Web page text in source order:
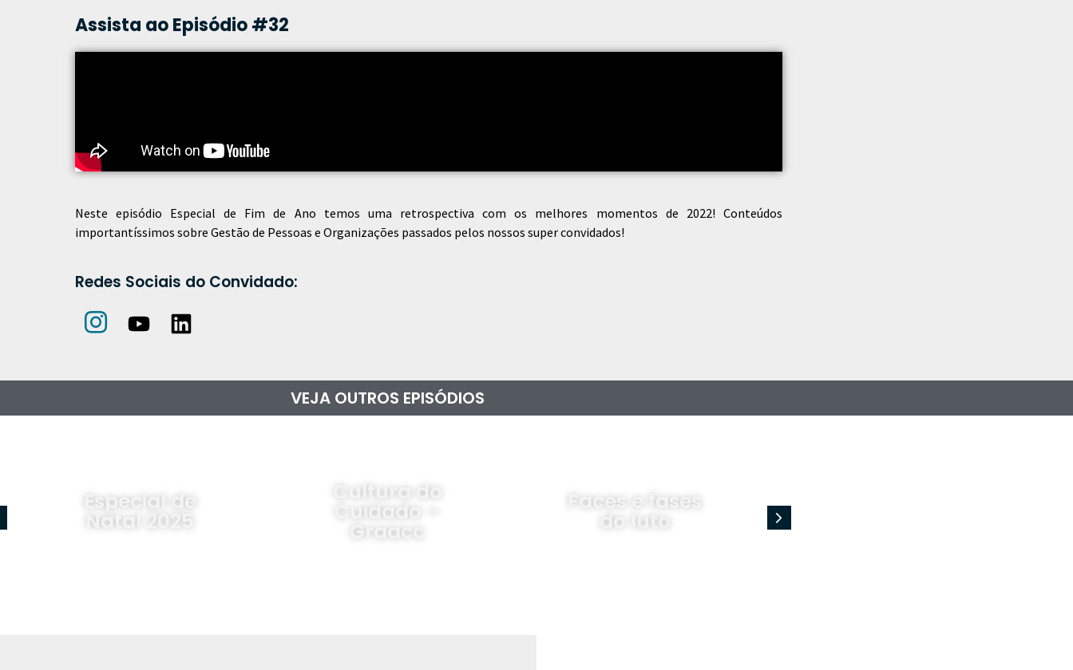
Assista ao Episódio #32
Neste episódio Especial de Fim de Ano temos uma retrospectiva com os melhores momentos de 2022! Conteúdos
importantíssimos sobre Gestão de Pessoas e Organizações passados pelos nossos super convidados!
Redes Sociais do Convidado:
VEJA OUTROS EPISÓDIOS
Cultura do
Cuidado –
Graacc
Faces e fases
do luto
Humanos e o
Futuro do